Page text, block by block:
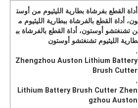
أداة القطع بفرشاة بطارية الليثيوم من أوست
ون، أداة القطع بالفرشاة ببطارية الليثيوم م
ن تشنغتشو أوستون، أداة القطع بالفرشاة بب
طارية الليثيوم تشنغتشو أوستون
,
Zhengzhou Auston Lithium Battery
Brush Cutter
,
Lithium Battery Brush Cutter Zhen
gzhou Auston